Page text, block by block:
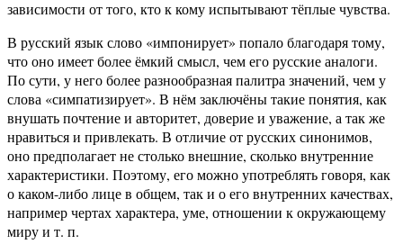
зависимости от того, кто к кому испытывают тёплые чувства.
В русский язык слово «импонирует» попало благодаря тому,
что оно имеет более ёмкий смысл, чем его русские аналоги.
По сути, у него более разнообразная палитра значений, чем у
слова «симпатизирует». В нём заключёны такие понятия, как
внушать почтение и авторитет, доверие и уважение, а так же
нравиться и привлекать. В отличие от русских синонимов,
оно предполагает не столько внешние, сколько внутренние
характеристики. Поэтому, его можно употреблять говоря, как
о каком-либо лице в общем, так и о его внутренних качествах,
например чертах характера, уме, отношении к окружающему
миру и т. п.